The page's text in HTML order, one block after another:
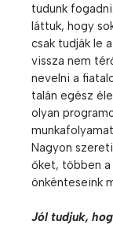
tudunk
láttuk, hogy
csak tudják le
vissza nem
nevelni a
talán egész
olyan
Nagyon
őket, többen
önkénteseink
Jól tudjuk,